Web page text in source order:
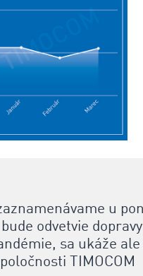
u
odvetvie
sa ukáže
TIMOCOM